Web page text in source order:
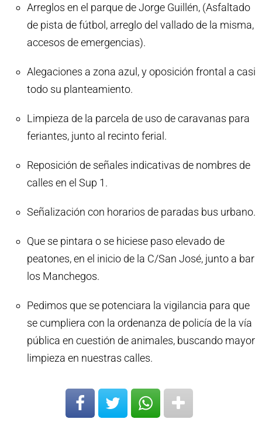
Arreglos en el parque de Jorge Guillén, (Asfaltado
de pista de fútbol, arreglo del vallado de la misma,
accesos de emergencias).
Alegaciones a zona azul, y oposición frontal a casi
todo su planteamiento.
Limpieza de la parcela de uso de caravanas para
feriantes, junto al recinto ferial.
Reposición de señales indicativas de nombres de
calles en el Sup 1.
Señalización con horarios de paradas bus urbano.
Que se pintara o se hiciese paso elevado de
peatones, en el inicio de la C/San José, junto a bar
los Manchegos.
Pedimos que se potenciara la vigilancia para que
se cumpliera con la ordenanza de policía de la vía
pública en cuestión de animales, buscando mayor
limpieza en nuestras calles.